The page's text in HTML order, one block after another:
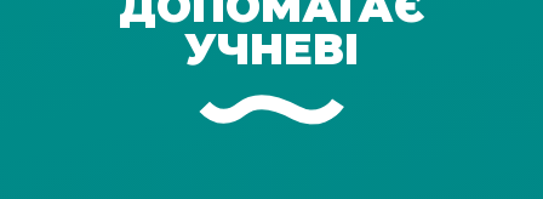
УЧНЕВІ